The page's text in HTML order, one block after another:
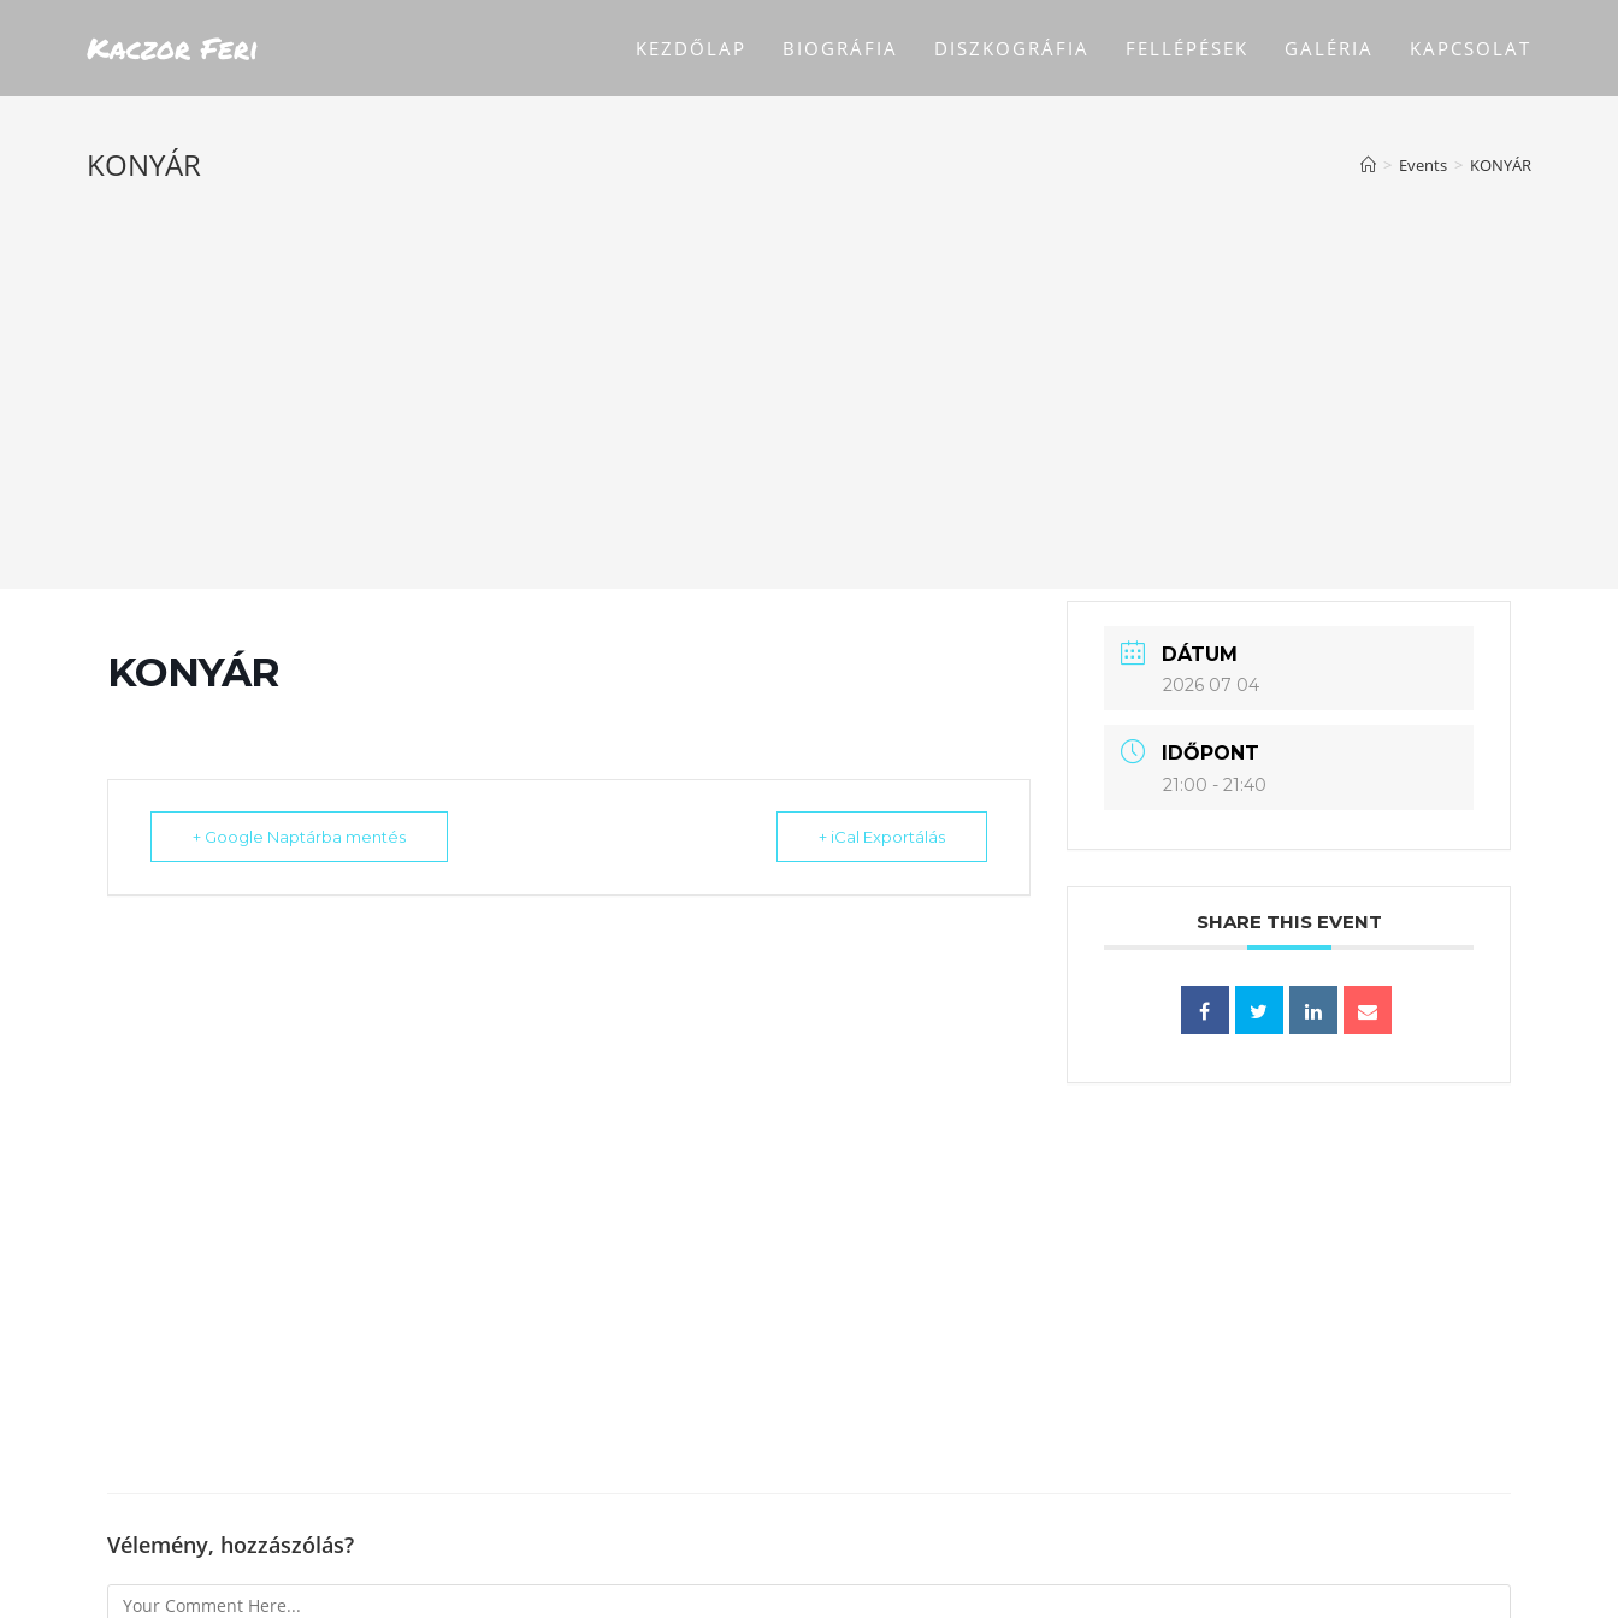
Kaczor Feri KEZDŐLAP BIOGRÁFIA DISZKOGRÁFIA FELLÉPÉSEK GALÉRIA KAPCSOLAT
KONYÁR > Events > KONYÁR
KONYÁR
+ Google Naptárba mentés + iCal Exportálás
DÁTUM
2026 07 04
IDŐPONT
21:00 - 21:40
SHARE THIS EVENT
Vélemény, hozzászólás?